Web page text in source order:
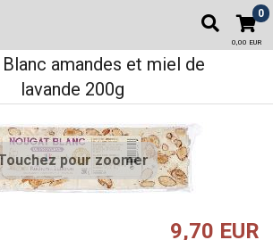
0
0,00 EUR
amandes et miel de
lavande 200g
pour zoomer
9,70 EUR